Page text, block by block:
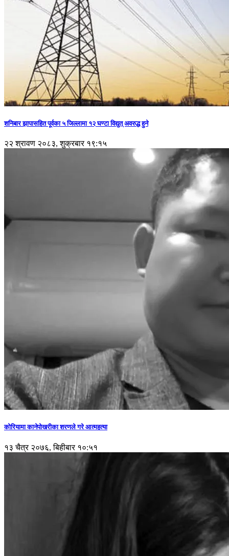
शनिबार झापासहित पूर्वका ५ जिल्लामा १२ घण्टा विद्युत् अवरुद्ध हुने
२२ श्रावण २०८३, शुक्रबार १९:१५
कोरियामा कानेपोखरीका शरणले गरे आत्महत्या
१३ चैत्र २०७६, बिहीबार १०:५१